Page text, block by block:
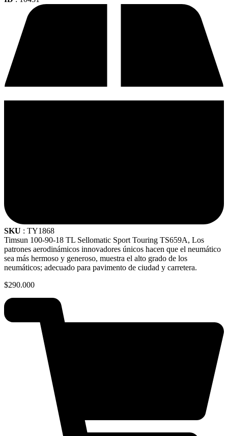
SKU : TY1868
Timsun 100-90-18 TL Sellomatic Sport Touring TS659A, Los
patrones aerodinámicos innovadores únicos hacen que el neumático
sea más hermoso y generoso, muestra el alto grado de los
neumáticos; adecuado para pavimento de ciudad y carretera.
$290.000